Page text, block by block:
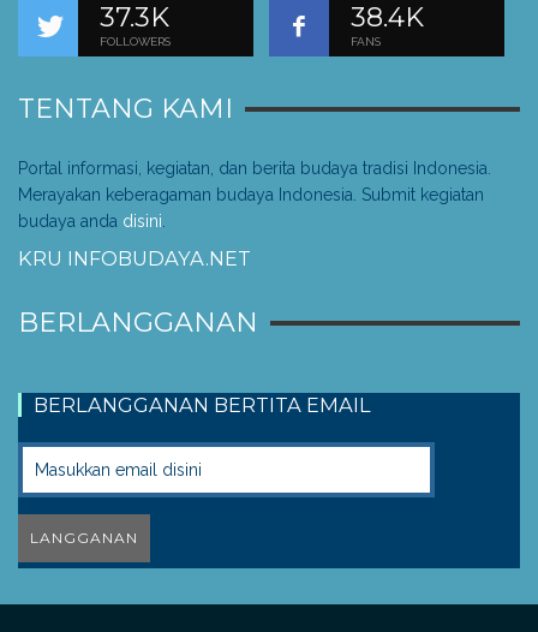
37.3K
FOLLOWERS
38.4K
FANS
TENTANG KAMI
Portal informasi, kegiatan, dan berita budaya tradisi Indonesia.
Merayakan keberagaman budaya Indonesia. Submit kegiatan
budaya anda disini
KRU INFOBUDAYA.NET
BERLANGGANAN
BERLANGGANAN BERTITA EMAIL